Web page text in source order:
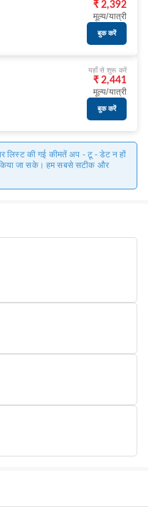
₹ 2,392
मूल्य/यात्री
बुक करें
यहाँ से शुरू करें
₹ 2,441
मूल्य/यात्री
बुक करें
लिस्ट की गई कीमतें अप - टू - डेट न हों
किया जा सके। हम सबसे सटीक और